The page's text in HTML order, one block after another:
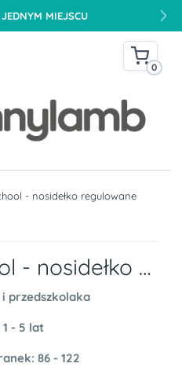
TERENIE POLSKI OD 240 PLN
0
- nosidełko regulowane
LennyPreschool - nosidełko regulowane
przedszkolaka
- 5 lat
86 - 122